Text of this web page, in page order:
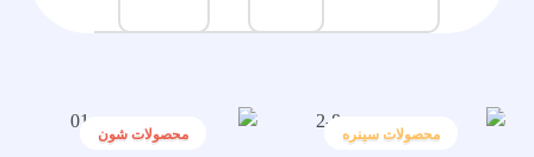
محصولات سینره محصولات شون